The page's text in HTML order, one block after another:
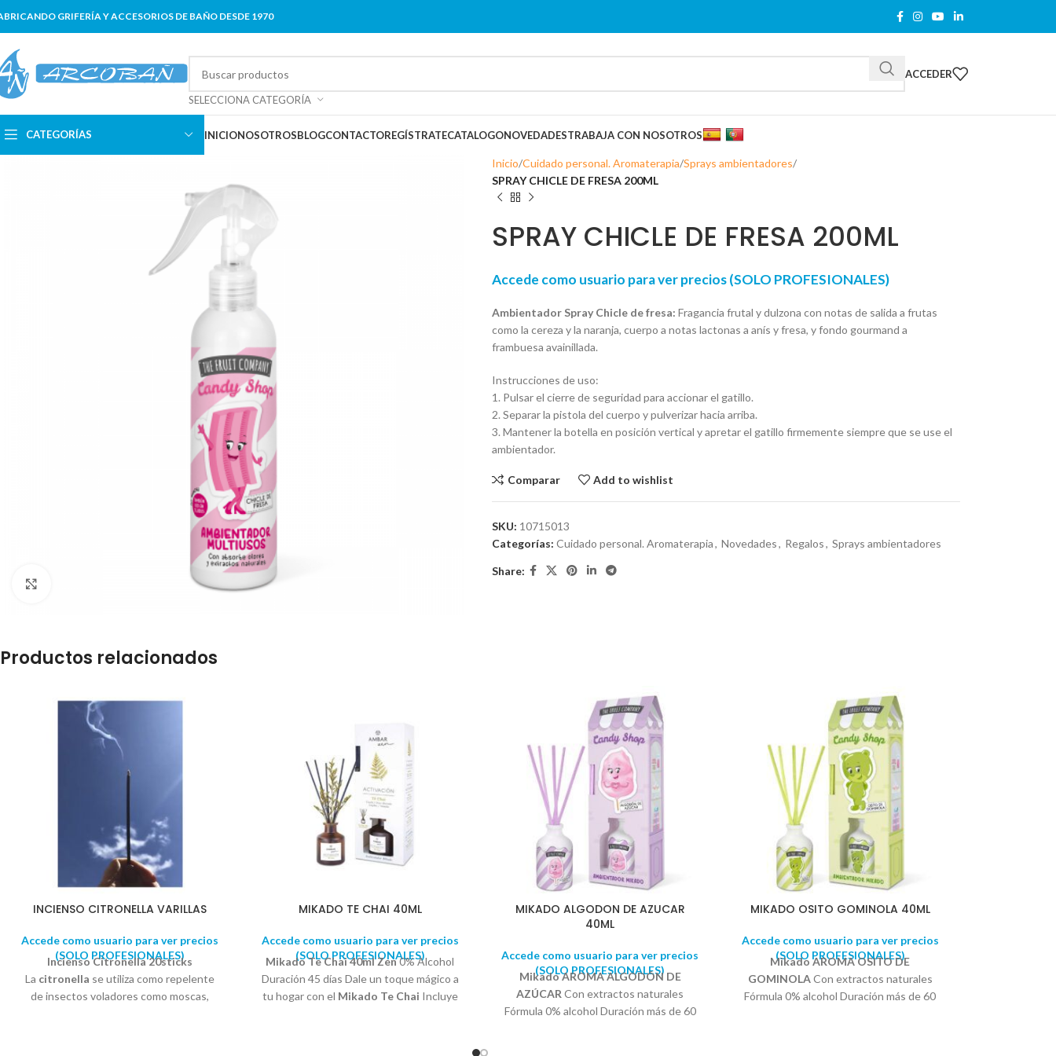
GRIFERÍA Y ACCESORIOS DE BAÑO DESDE 1970
SELECCIONA CATEGORÍA
ACCEDER
CATEGORÍAS INICIONOSOTROSBLOGCONTACTOREGÍSTRATECATALOGONOVEDADESTRABAJA CON NOSOTROS
Inicio Cuidado personal. Aromaterapia Sprays ambientadores
SPRAY CHICLE DE FRESA 200ML
SPRAY CHICLE DE FRESA 200ML
Accede como usuario para ver precios (SOLO PROFESIONALES)
Ambientador Spray Chicle de fresa: Fragancia frutal y dulzona con notas de salida a frutas
como la cereza y la naranja, cuerpo a notas lactonas a anís y fresa, y fondo gourmand a
frambuesa avainillada.
Instrucciones de uso:
1. Pulsar el cierre de seguridad para accionar el gatillo.
2. Separar la pistola del cuerpo y pulverizar hacia arriba.
3. Mantener la botella en posición vertical y apretar el gatillo firmemente siempre que se use el
ambientador.
Comparar Add to wishlist
SKU: 10715013
Categorías: Cuidado personal. Aromaterapia, Novedades, Regalos, Sprays ambientadores
Share:
Productos relacionados
INCIENSO CITRONELLA VARILLAS
Accede como usuario para ver precios
(SOLO PROFESIONALES)
Incienso Citronella 20sticks
La citronella se utiliza como repelente
de insectos voladores como moscas,
MIKADO TE CHAI 40ML
Accede como usuario para ver precios
(SOLO PROFESIONALES)
Mikado Te Chai 40ml Zen0% Alcohol
Duración 45 días Dale un toque mágico a
tu hogar con el Mikado Te Chai Incluye
MIKADO ALGODON DE AZUCAR
40ML
Accede como usuario para ver precios
(SOLO PROFESIONALES)
Mikado AROMA ALGODÓN DE
AZÚCARCon extractos naturales
Fórmula 0% alcohol Duración más de 60
MIKADO OSITO GOMINOLA 40ML
Accede como usuario para ver precios
(SOLO PROFESIONALES)
Mikado AROMA OSITO DE
GOMINOLACon extractos naturales
Fórmula 0% alcohol Duración más de 60